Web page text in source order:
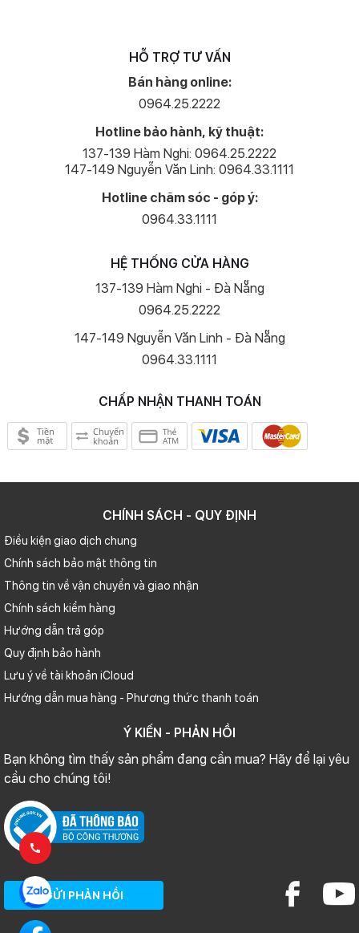
HỖ TRỢ TƯ VẤN
Bán hàng online:
0964.25.2222
Hotline bảo hành, kỹ thuật:
137-139 Hàm Nghi: 0964.25.2222
147-149 Nguyễn Văn Linh: 0964.33.1111
Hotline chăm sóc - góp ý:
0964.33.1111
HỆ THỐNG CỬA HÀNG
137-139 Hàm Nghi - Đà Nẵng
0964.25.2222
147-149 Nguyễn Văn Linh - Đà Nẵng
0964.33.1111
CHẤP NHẬN THANH TOÁN
CHÍNH SÁCH - QUY ĐỊNH
Điều kiện giao dịch chung
Chính sách bảo mật thông tin
Thông tin về vận chuyển và giao nhận
Chính sách kiểm hàng
Hướng dẫn trả góp
Quy định bảo hành
Lưu ý về tài khoản iCloud
Hướng dẫn mua hàng - Phương thức thanh toán
Ý KIẾN - PHẢN HỒI
Bạn không tìm thấy sản phẩm đang cần mua? Hãy để lại yêu
cầu cho chúng tôi!
GỬI PHẢN HỒI